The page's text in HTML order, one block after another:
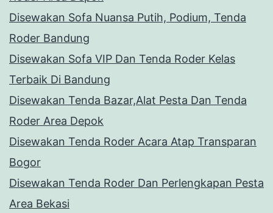
Disewakan Sofa Nuansa Putih, Podium, Tenda
Roder Bandung
Disewakan Sofa VIP Dan Tenda Roder Kelas
Terbaik Di Bandung
Disewakan Tenda Bazar,Alat Pesta Dan Tenda
Roder Area Depok
Disewakan Tenda Roder Acara Atap Transparan
Bogor
Disewakan Tenda Roder Dan Perlengkapan Pesta
Area Bekasi